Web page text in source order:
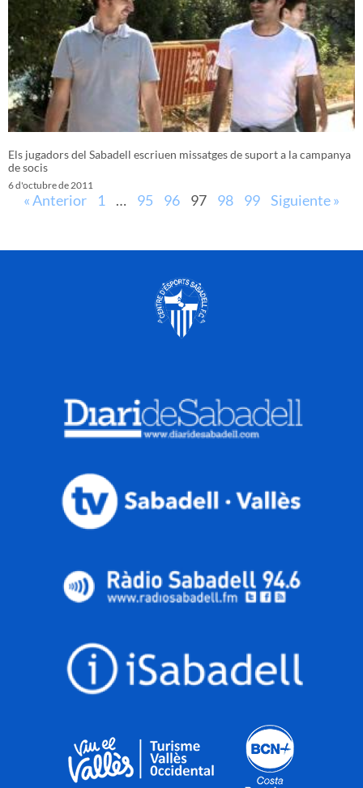
Els jugadors del Sabadell escriuen missatges de suport a la campanya
de socis
6 d'octubre de 2011
« Anterior 1 … 95 96 97 98 99 Siguiente »